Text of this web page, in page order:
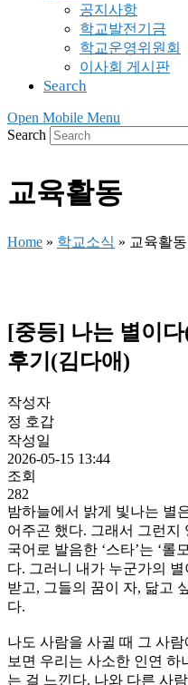
공지사항
학교발전기금
학교운영위원회
이사회 게시판
Search
Open Mobile Menu
Search
교육활동
Home » 학교소식 » 교육활동
[중등] 나는 별이
후기(김다애)
작성자
정 호갑
작성일
2026-05-15 13:44
조회
282
밤하늘에서 밝게 빛나는 별
어주곤 했다. 그래서 그런지
국어로 발음한 ‘스타’는 ‘롤
다. 그러니 내가 누군가의
받고, 그들의 꿈이 자, 닮고
다.
나도 사람을 사귈 때 그 사
보면 우리는 사소한 인연
는 걸 느낀다. 나와 다른 사